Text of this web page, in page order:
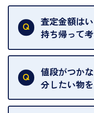
はい。全店舗一
ただし、中古市
によって査定額
査定金額は
持ち帰って
査定額は当日限
中古市場が日々
わることがござ
値段がつか
分したい物
再販不可能な物